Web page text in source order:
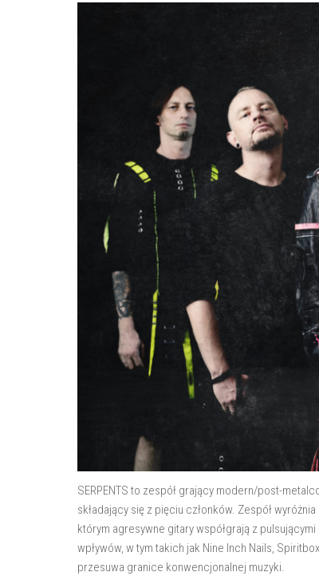
SERPENTS to zespół grający modern/post-
składający się z pięciu członków. Zespół
którym agresywne gitary współgrają z
wpływów, w tym takich jak Nine Inch Nails,
przesuwa granice konwencjonalnej muzyki.